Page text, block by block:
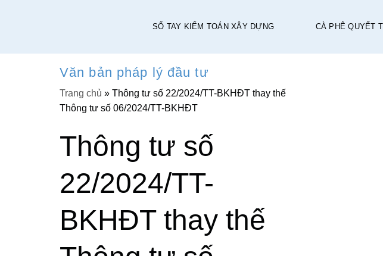
dung
SỔ TAY KIỂM TOÁN XÂY DỰNG CÀ PHÊ QUYẾT
Văn bản pháp lý đầu tư
Trang chủ»Thông tư số 22/2024/TT-BKHĐT thay
thế Thông tư số 06/2024/TT-BKHĐT
Thông tư số
22/2024/TT-
BKHĐT thay thế